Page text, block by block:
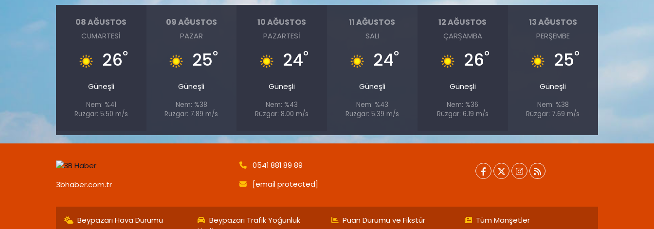
08 AĞUSTOS
CUMARTESI
26°
Güneşli
Nem: %41
Rüzgar: 5.50 m/s
09 AĞUSTOS
PAZAR
25°
Güneşli
Nem: %38
Rüzgar: 7.89 m/s
10 AĞUSTOS
PAZARTESI
24°
Güneşli
Nem: %43
Rüzgar: 8.00 m/s
11 AĞUSTOS
SALI
24°
Güneşli
Nem: %43
Rüzgar: 5.39 m/s
12 AĞUSTOS
ÇARŞAMBA
26°
Güneşli
Nem: %36
Rüzgar: 6.19 m/s
13 AĞUSTOS
PERŞEMBE
25°
Güneşli
Nem: %38
Rüzgar: 7.69 m/s
3bhaber.com.tr
0541 881 89 89
[email protected]
Beypazarı Hava Durumu
Beypazarı Trafik Yoğunluk
Puan Durumu ve Fikstür Tüm Manşetler